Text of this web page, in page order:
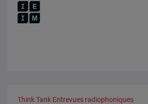
Think Tank Entrevues radiophoniques